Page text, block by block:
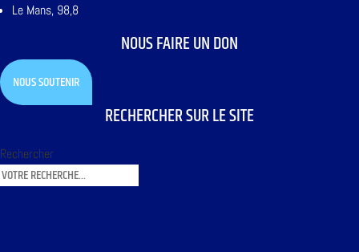
Le Mans, 98,8
NOUS FAIRE UN DON
NOUS SOUTENIR
RECHERCHER SUR LE SITE
Rechercher